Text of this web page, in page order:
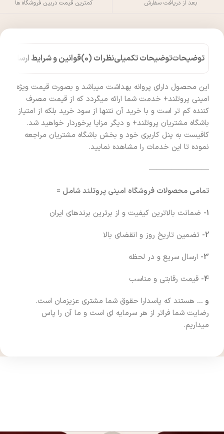
بعد از دریافت سفارش کمترین قیمت دربین فروشگاه ها
توضیحاتتوضیحات تکمیلینظرات (0) قوانین و شرایط ارسال
این محصول دارای پروانه بهداشت میباشد و بصورت قیمت ویژه
امینی پروتلند+ خدمت شما ارائه میگردد که از قیمت مصرف
کننده کم تر است و با خرید آن نتنها از سود خرید بلکه از امتیاز
باشگاه مشتریان پروتلند+ و دیگر مزایا برخوردار خواهید شد.
کافیست به پنل کاربری خود و بخش باشگاه مشتریان مراجعه
نموده تا این خدمات را مشاهده نمایید.
————————
تمامی محصولات فروشگاه امینی پروتلند شامل =
1- ضمانت بالاترین کیفیت و از برترین برندهای ایران
2- تضمین تاریخ روز و انقضای بالا
3- ارسال سریع و در لحظه
4- قیمت رقابتی و مناسب
و … هستند که پاسدارا حقوق شما مشتری عزیزمان است.
رضایت شما فراتر از هر سرمایه ای است و ما آن را پاس
میداریم.